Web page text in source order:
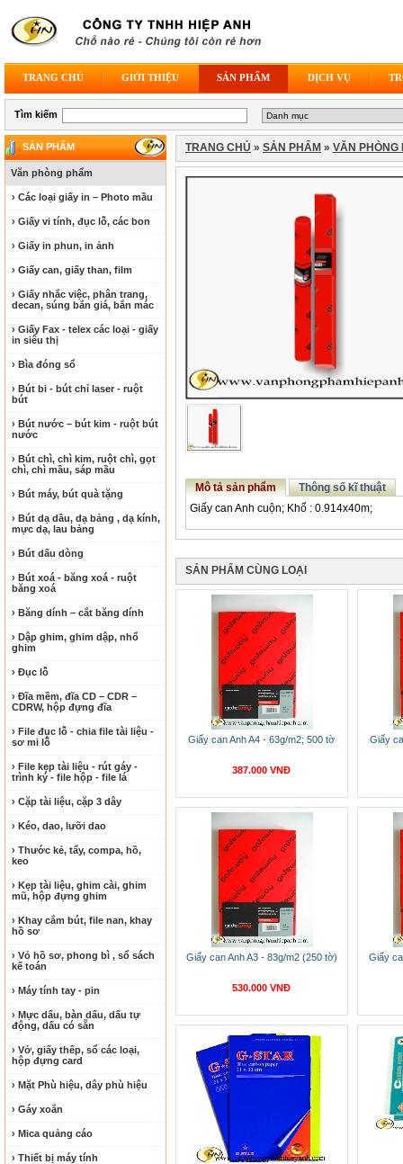
TRANG CHỦ GIỚI THIỆU SẢN PHẨM DỊCH VỤ
Tìm kiếm
SẢN PHẨM
Văn phòng phẩm
› Các loại giấy in – Photo mầu
› Giấy vi tính, đục lỗ, các bon
› Giấy in phun, in ảnh
› Giấy can, giấy than, film
› Giấy nhắc việc, phân trang,
decan, súng bắn giá, bắn mác
› Giấy Fax - telex các loại - giấy
in siêu thị
› Bìa đóng sổ
› Bút bi - bút chỉ laser - ruột
bút
› Bút nước – bút kim - ruột bút
nước
› Bút chì, chì kim, ruột chì, gọt
chì, chì mầu, sáp mầu
› Bút máy, bút quà tặng
› Bút dạ dầu, dạ bảng , dạ kính,
mực dạ, lau bảng
› Bút dấu dòng
› Bút xoá - băng xoá - ruột
băng xoá
› Băng dính – cắt băng dính
› Dập ghim, ghim dập, nhổ
ghim
› Đục lỗ
› Đĩa mềm, đĩa CD – CDR –
CDRW, hộp đựng đĩa
› File đục lỗ - chia file tài liệu -
sơ mi lỗ
› File kẹp tài liệu - rút gáy -
trình ký - file hộp - file lá
› Cặp tài liệu, cặp 3 dây
› Kéo, dao, lưỡi dao
› Thước kẻ, tẩy, compa, hồ,
keo
› Kẹp tài liệu, ghim cài, ghim
mũ, hộp đựng ghim
› Khay cắm bút, file nan, khay
hồ sơ
› Vỏ hồ sơ, phong bì , sổ sách
kế toán
› Máy tính tay - pin
› Mực dấu, bàn dấu, dấu tự
động, dấu có sẵn
› Vở, giấy thếp, sổ các loại,
hộp đựng card
› Mặt Phù hiệu, dây phù hiệu
› Gáy xoắn
› Mica quảng cáo
› Thiết bị máy tính
TRANG CHỦ » SẢN PHẨM » VĂN PHÒNG
Mô tả sản phẩm
Thông số kĩ thuật
Giấy can Anh cuộn; Khổ : 0.914x40m;
SẢN PHẨM CÙNG LOẠI
Giấy can Anh A4 - 63g/m2; 500 tờ
387.000 VNĐ
Giấy
Giấy can Anh A3 - 83g/m2 (250 tờ)
530.000 VNĐ
Giấy